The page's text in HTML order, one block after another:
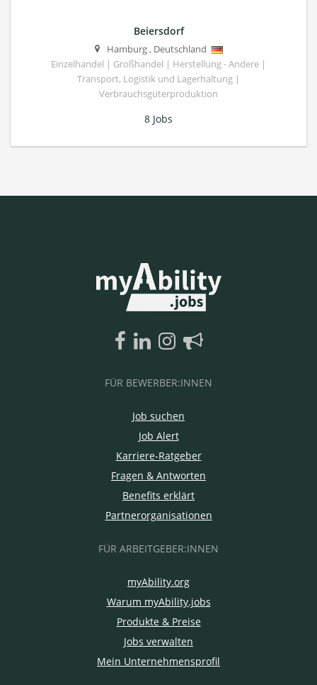
Beiersdorf
Hamburg, Deutschland
Einzelhandel | Großhandel | Herstellung - Andere |
Transport, Logistik und Lagerhaltung |
Verbrauchsgüterproduktion
8 Jobs
FÜR BEWERBER:INNEN
Job suchen
Job Alert
Karriere-Ratgeber
Fragen & Antworten
Benefits erklärt
Partnerorganisationen
FÜR ARBEITGEBER:INNEN
myAbility.org
Warum myAbility.jobs
Produkte & Preise
Jobs verwalten
Mein Unternehmensprofil